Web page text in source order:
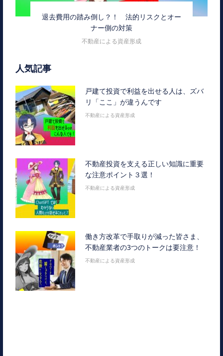
退去費用の踏み倒し？！ 法的リスクとオー
ナー側の対策
不動産による資産形成
人気記事
戸建て投資で利益を出せる人は、ズバ
リ「ここ」が違うんです
不動産による資産形成
不動産投資を支える正しい知識に重要
な注意ポイント３選！
不動産による資産形成
働き方改革で手取りが減った皆さま、
不動産業者の3つのトークは要注意！
不動産による資産形成